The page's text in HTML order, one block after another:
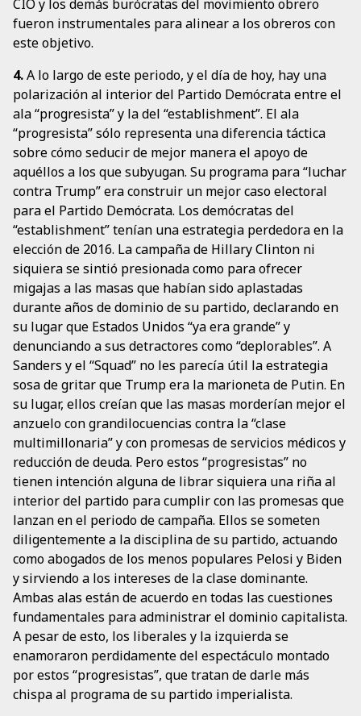
CIO y los demás burócratas del movimiento obrero
fueron instrumentales para alinear a los obreros con
este objetivo.
4.A lo largo de este periodo, y el día de hoy, hay una
polarización al interior del Partido Demócrata entre el
ala “progresista” y la del “establishment”. El ala
“progresista” sólo representa una diferencia táctica
sobre cómo seducir de mejor manera el apoyo de
aquéllos a los que subyugan. Su programa para “luchar
contra Trump” era construir un mejor caso electoral
para el Partido Demócrata. Los demócratas del
“establishment” tenían una estrategia perdedora en la
elección de 2016. La campaña de Hillary Clinton ni
siquiera se sintió presionada como para ofrecer
migajas a las masas que habían sido aplastadas
durante años de dominio de su partido, declarando en
su lugar que Estados Unidos “ya era grande” y
denunciando a sus detractores como “deplorables”. A
Sanders y el “Squad” no les parecía útil la estrategia
sosa de gritar que Trump era la marioneta de Putin. En
su lugar, ellos creían que las masas morderían mejor el
anzuelo con grandilocuencias contra la “clase
multimillonaria” y con promesas de servicios médicos y
reducción de deuda. Pero estos “progresistas” no
tienen intención alguna de librar siquiera una riña al
interior del partido para cumplir con las promesas que
lanzan en el periodo de campaña. Ellos se someten
diligentemente a la disciplina de su partido, actuando
como abogados de los menos populares Pelosi y Biden
y sirviendo a los intereses de la clase dominante.
Ambas alas están de acuerdo en todas las cuestiones
fundamentales para administrar el dominio capitalista.
A pesar de esto, los liberales y la izquierda se
enamoraron perdidamente del espectáculo montado
por estos “progresistas”, que tratan de darle más
chispa al programa de su partido imperialista.